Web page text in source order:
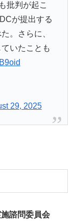
批判が起こ
が提出する
。さらに、
いたことも
29, 2025
諮問委員会